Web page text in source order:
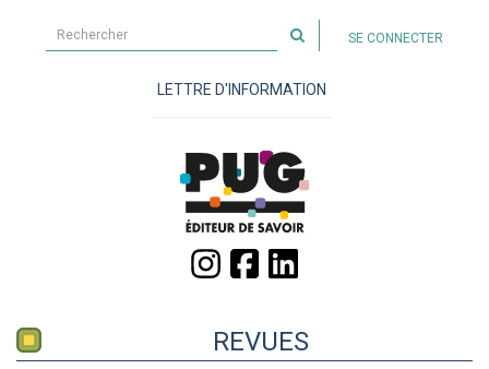
sur
site
SE CONNECTER
LETTRE D'INFORMATION
REVUES